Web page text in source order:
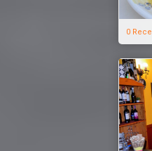
0